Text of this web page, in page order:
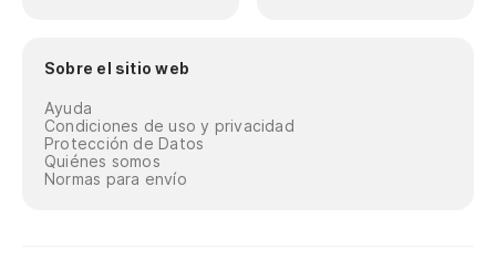
Sobre el sitio web
Ayuda
Condiciones de uso y privacidad
Protección de Datos
Quiénes somos
Normas para envío